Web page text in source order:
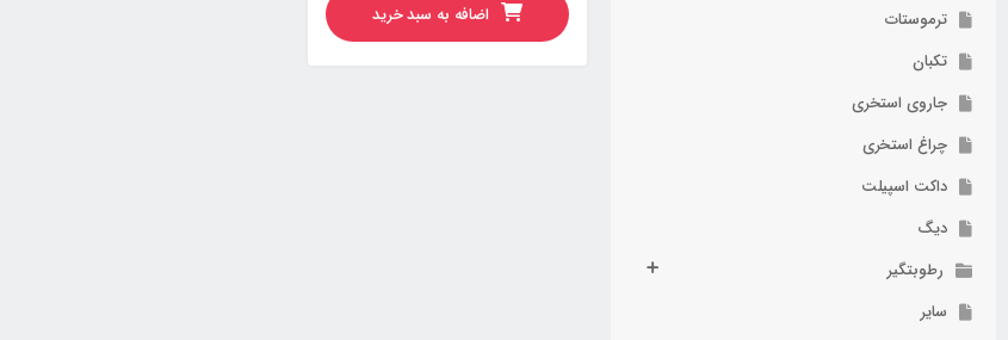
ترموستات
تکبان
جاروی استخری
چراغ استخری
داکت اسپیلت
دیگ
رطوبتگیر
سایر
اضافه به سبد خرید